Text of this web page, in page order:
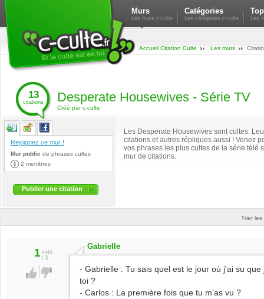
Murs
Les murs c-culte
Catégories
Les catégories c-culte Les
Accueil Citation Culte Les murs
13
citations Desperate Housewives - Série TV
Créé par c-culte
Rejoignez ce mur !
Mur public de phrases cultes
2 membres
Publier une citation
Les Desperate Housewives sont cultes.
citations et autres répliques aussi ! Venez
vos phrases les plus cultes de la série télé
mur de citations.
Trier
1 vote
/ 1
Gabrielle
- Gabrielle : Tu sais quel est le jour où j'ai su
toi ?
- Carlos : La première fois que tu m'as vu ?